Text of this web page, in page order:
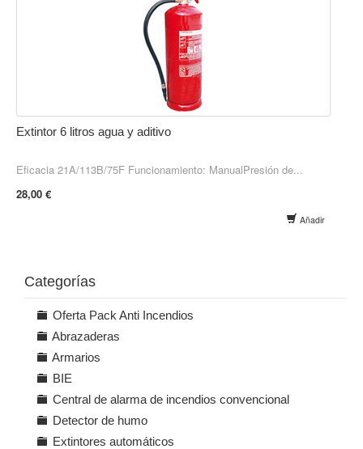
Extintor 6 litros agua y aditivo
Eficacia 21A/113B/75F Funcionamiento: ManualPresión de...
28,00 €
Añadir
Categorías
Oferta Pack Anti Incendios
Abrazaderas
Armarios
BIE
Central de alarma de incendios convencional
Detector de humo
Extintores automáticos